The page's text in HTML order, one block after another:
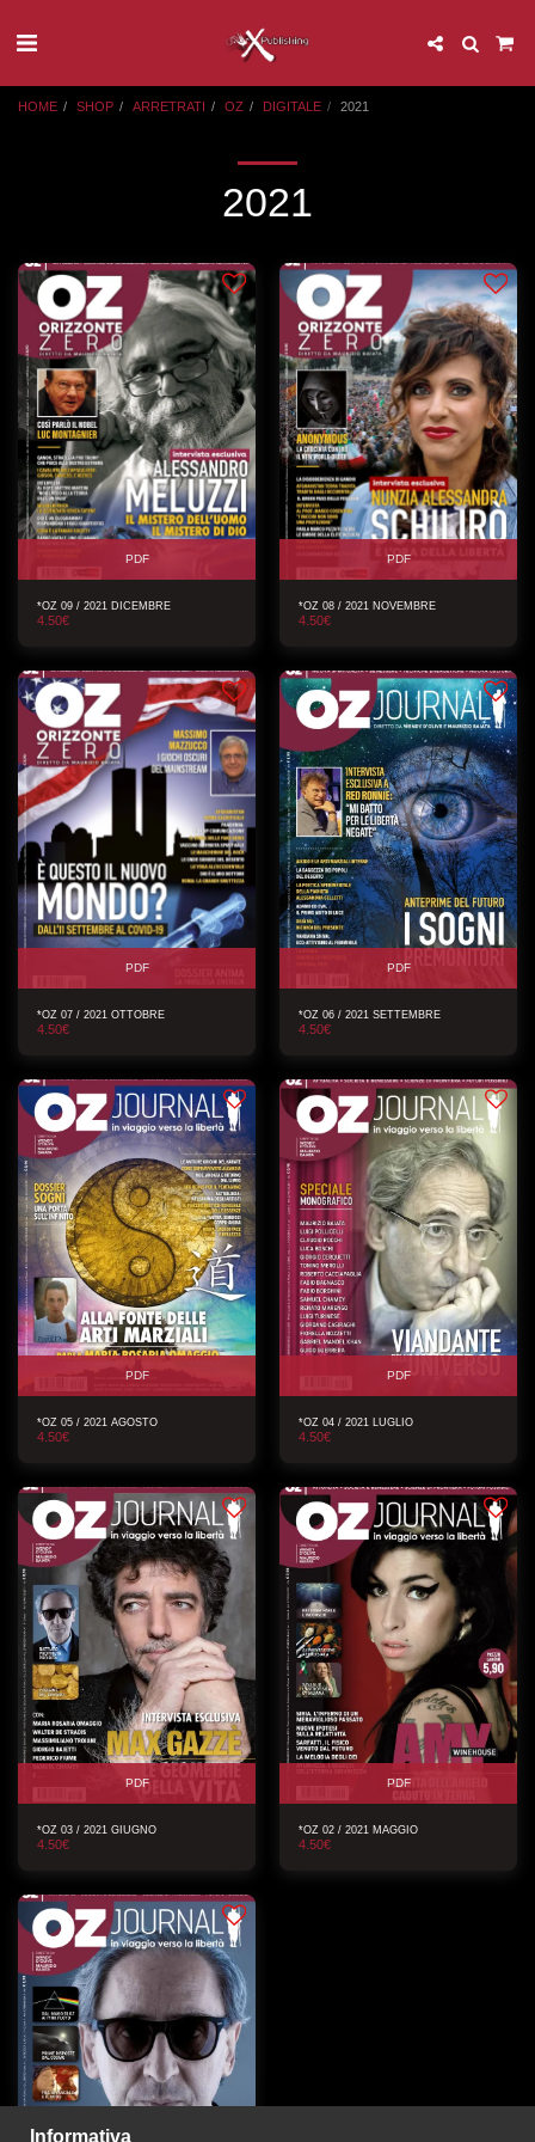
Informativa
HOME SHOP ARRETRATI OZ DIGITALE 2021
2021
PDF
*OZ 09 / 2021 DICEMBRE
4.50€
PDF
*OZ 08 / 2021 NOVEMBRE
4.50€
PDF
*OZ 07 / 2021 OTTOBRE
4.50€
PDF
*OZ 06 / 2021 SETTEMBRE
4.50€
PDF
*OZ 05 / 2021 AGOSTO
4.50€
PDF
*OZ 04 / 2021 LUGLIO
4.50€
PDF
*OZ 03 / 2021 GIUGNO
4.50€
PDF
*OZ 02 / 2021 MAGGIO
4.50€